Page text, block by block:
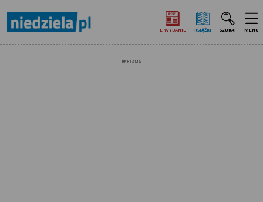
E‑WYDANIE KSIĄŻKI SZUKAJ MENU
REKLAMA